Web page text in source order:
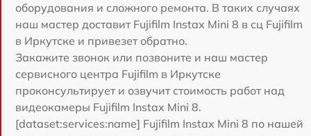
оборудования и сложного ремонта. В таких случаях
наш мастер доставит Fujifilm Instax Mini 8 в сц Fujifilm
в Иркутске и привезет обратно.
Закажите звонок или позвоните и наш мастер
сервисного центра Fujifilm в Иркутске
проконсультирует и озвучит стоимость работ над
видеокамеры Fujifilm Instax Mini 8.
[dataset:services:name] Fujifilm Instax Mini 8 по нашей